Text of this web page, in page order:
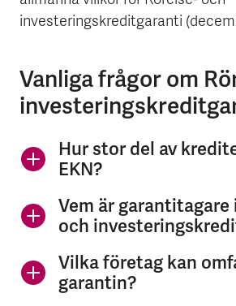
investeringskreditgaranti
Vanliga frågor om
Hur stor del av
EKN?
Vem är garantitagare
och
Vilka företag kan
garantin?